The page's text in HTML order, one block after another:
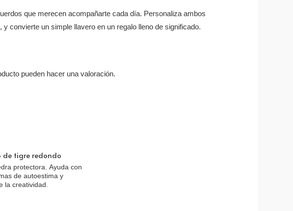
que merecen acompañarte cada día. Personaliza ambos
convierte un simple llavero en un regalo lleno de significado.
pueden hacer una valoración.
de tigre redondo
protectora. Ayuda con
de autoestima y
la creatividad.